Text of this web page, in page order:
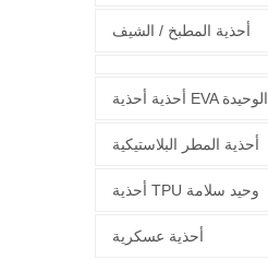
أحذية المطبخ / الشيف
أحذية أحذية EVA الوحيدة
أحذية المطر البلاستيكية
أحذية TPU وحيد سلامة
أحذية عسكرية